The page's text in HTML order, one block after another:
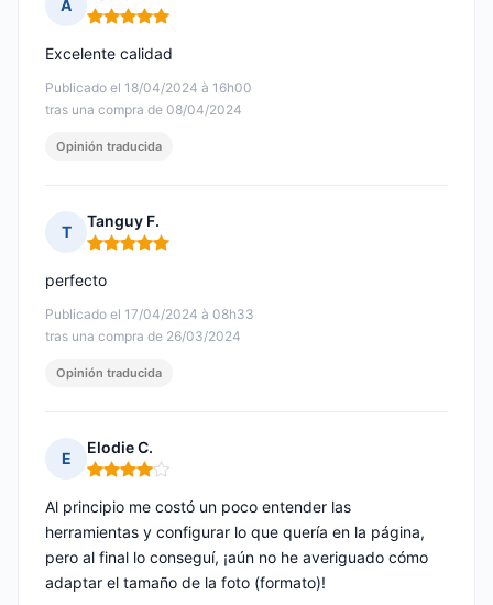
A
Nota: 5 de 5
Publicado el 18/04/2024 à 16h00
tras una compra de 08/04/2024
Excelente calidad
Opinión traducida
T
Tanguy F.
Nota: 5 de 5
Publicado el 17/04/2024 à 08h33
tras una compra de 26/03/2024
perfecto
Opinión traducida
E
Elodie C.
Nota: 4 de 5
Al principio me costó un poco entender las
herramientas y configurar lo que quería en la página,
pero al final lo conseguí, ¡aún no he averiguado cómo
adaptar el tamaño de la foto (formato)!